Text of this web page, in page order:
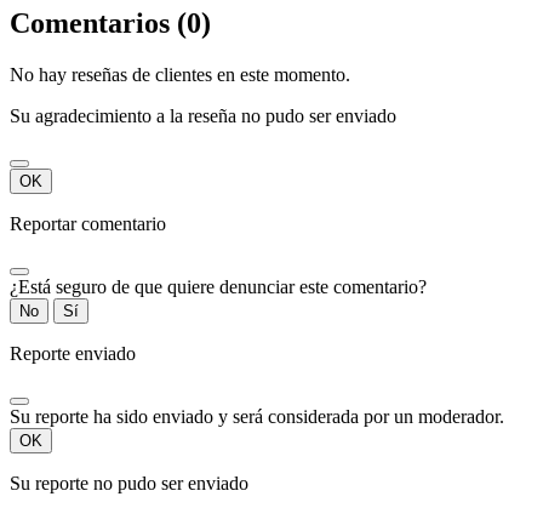
Comentarios (0)
No hay reseñas de clientes en este momento.
Su agradecimiento a la reseña no pudo ser enviado
OK
Reportar comentario
¿Está seguro de que quiere denunciar este comentario?
No Sí
Reporte enviado
Su reporte ha sido enviado y será considerada por un moderador.
OK
Su reporte no pudo ser enviado